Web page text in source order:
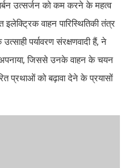
उत्सर्जन को कम करने के महत्व
वाहन पारिस्थितिकी तंत्र
पर्यावरण संरक्षणवादी हैं, ने
अपनाया, जिससे उनके वाहन के चयन
प्रथाओं को बढ़ावा देने के प्रयासों